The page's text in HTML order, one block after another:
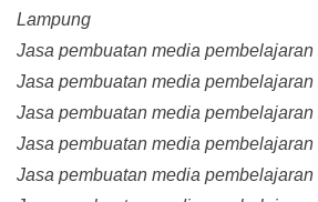
Lampung
Jasa pembuatan media
Jasa pembuatan media
Jasa pembuatan media
Jasa pembuatan media
Jasa pembuatan media pembelajaran